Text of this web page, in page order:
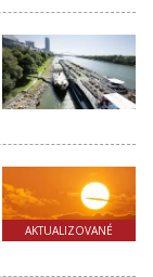
AKTUALIZOVANÉ